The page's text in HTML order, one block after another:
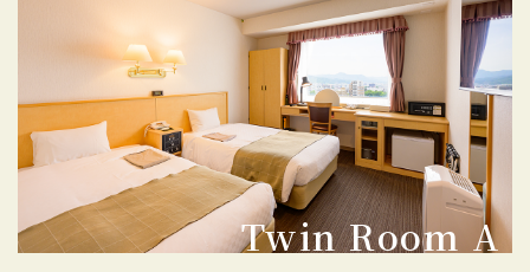
Twin Room A